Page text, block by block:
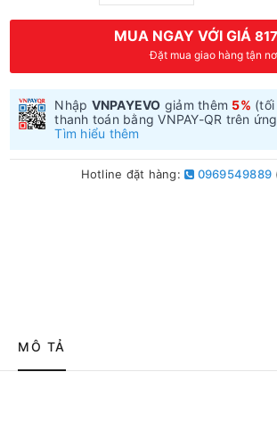
MUA NGAY VỚI GIÁ
Đặt mua giao hàng tận
Nhập VNPAYEVO giảm thêm 5%
thanh toán bằng VNPAY-QR trên
Tìm hiểu thêm
Hotline đặt hàng: 0969549889
MÔ TẢ